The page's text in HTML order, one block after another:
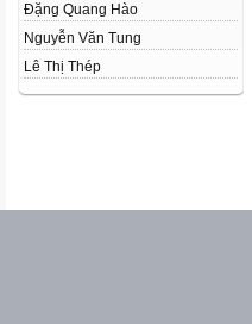
Đặng Quang Hào
Nguyễn Văn Tung
Lê Thị Thép